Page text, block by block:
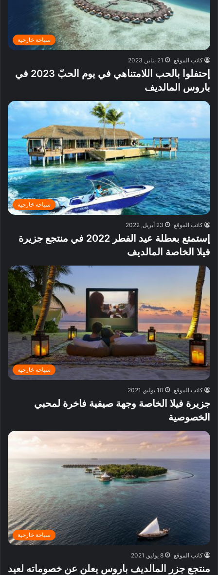
سياحة خارجية
كاتب الموقع 21 يناير, 2023
إحتفلوا بالحب اللامتناهي في يوم الحبّ 2023 في
باروس المالديف
سياحة خارجية
كاتب الموقع 23 أبريل, 2022
إستمتع بعطلة عيد الفطر 2022 في منتجع جزيرة
فيلا الخاصة المالديف
سياحة خارجية
كاتب الموقع 10 يوليو, 2021
جزيرة فيلا الخاصة وجهة صيفية فاخرة لمحبي
الخصوصية
سياحة خارجية
كاتب الموقع 8 يوليو, 2021
منتجع جزر المالديف باروس يعلن عن خصوماته لعيد